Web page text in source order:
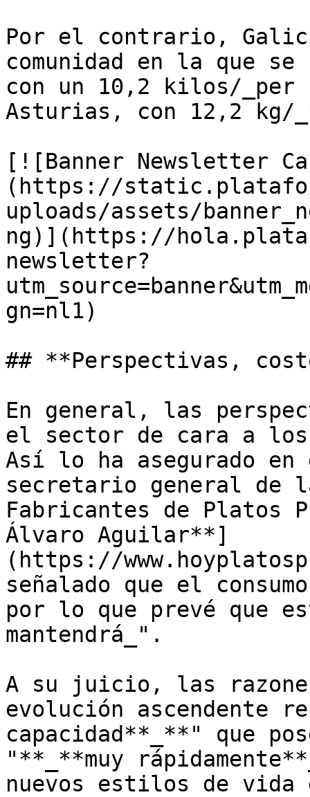
Por el contrario,
comunidad en la que
con un 10,2 kilos/_per
Asturias, con 12,2 kg/
[![Banner Newsletter
(https://
uploads/assets/
ng)](https://
newsletter?
gn=nl1)
## **Perspectivas,
En general, las
el sector de cara a los
Así lo ha asegurado
secretario general de
Fabricantes de Platos
Álvaro Aguilar**]
(https://
señalado que el
por lo que prevé que
mantendrá_".
A su juicio, las
evolución ascendente
capacidad**_**" que
"**_**muy
nuevos estilos de vida